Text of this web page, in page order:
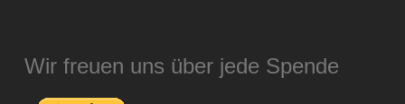
Wir freuen uns über jede Spende